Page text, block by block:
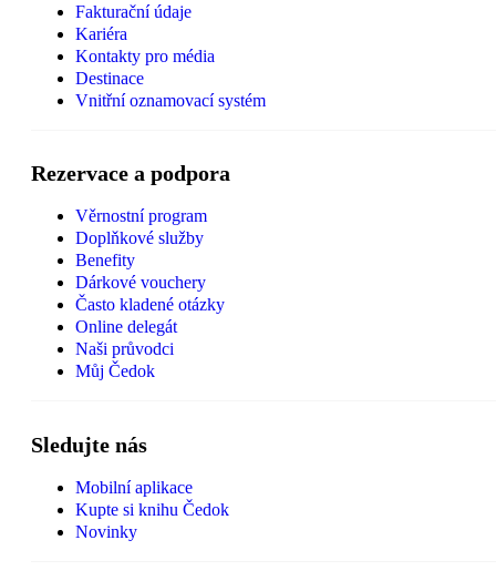
Fakturační údaje
Kariéra
Kontakty pro média
Destinace
Vnitřní oznamovací systém
Rezervace a podpora
Věrnostní program
Doplňkové služby
Benefity
Dárkové vouchery
Často kladené otázky
Online delegát
Naši průvodci
Můj Čedok
Sledujte nás
Mobilní aplikace
Kupte si knihu Čedok
Novinky